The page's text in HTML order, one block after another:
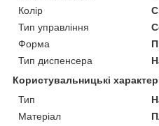
Колір
Тип управління
Форма
Тип диспенсера
Користувальницькі
Тип
Матеріал